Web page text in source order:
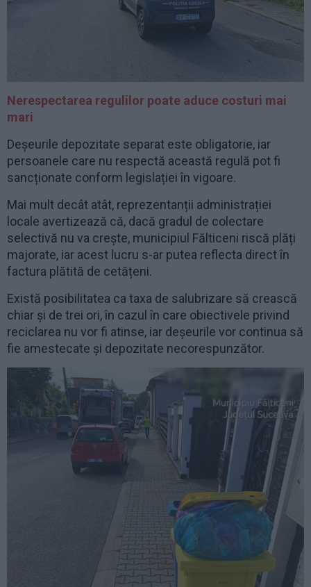
Nerespectarea regulilor poate aduce costuri mai
mari
Deșeurile depozitate separat este obligatorie, iar
persoanele care nu respectă această regulă pot fi
sancționate conform legislației în vigoare.
Mai mult decât atât, reprezentanții administrației
locale avertizează că, dacă gradul de colectare
selectivă nu va crește, municipiul Fălticeni riscă plăți
majorate, iar acest lucru s-ar putea reflecta direct în
factura plătită de cetățeni.
Există posibilitatea ca taxa de salubrizare să crească
chiar și de trei ori, în cazul în care obiectivele privind
reciclarea nu vor fi atinse, iar deșeurile vor continua să
fie amestecate și depozitate necorespunzător.